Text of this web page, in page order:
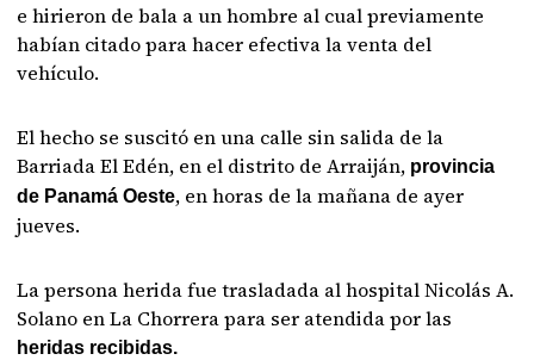
e hirieron de bala a un hombre al cual previamente
habían citado para hacer efectiva la venta del
vehículo.
El hecho se suscitó en una calle sin salida de la
Barriada El Edén, en el distrito de Arraiján, provincia
de Panamá Oeste, en horas de la mañana de ayer
jueves.
La persona herida fue trasladada al hospital Nicolás A.
Solano en La Chorrera para ser atendida por las
heridas recibidas.